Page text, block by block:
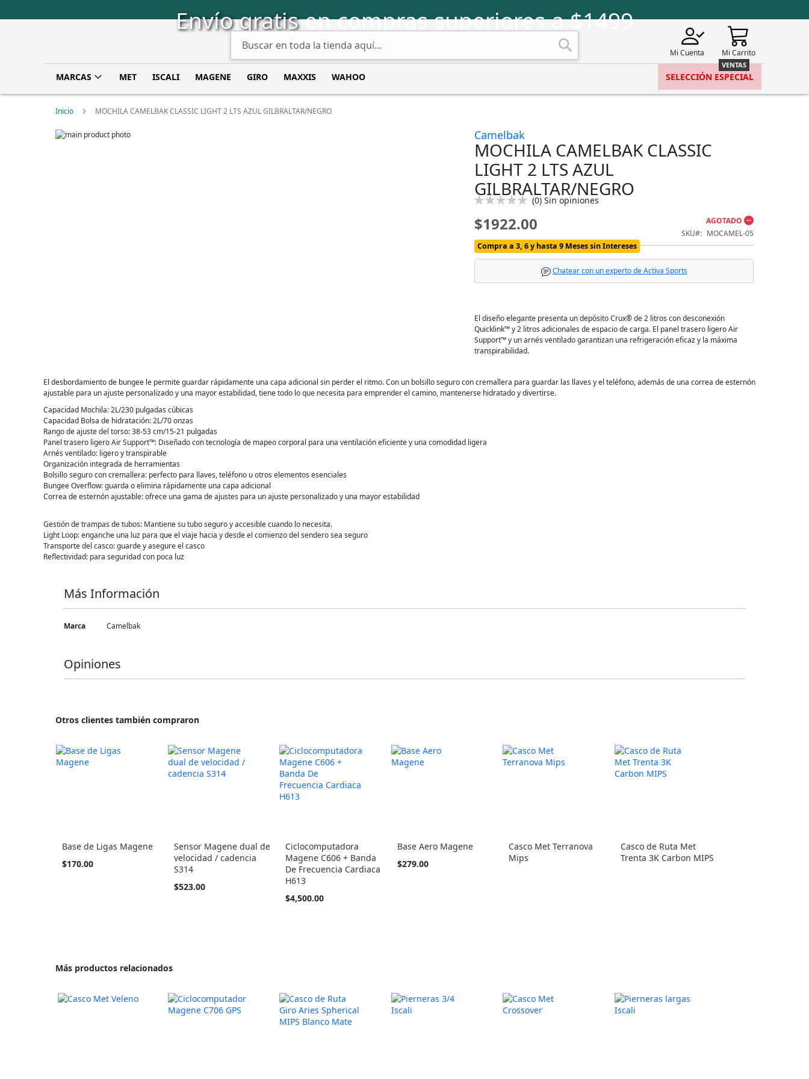
a
Envío gratisen compras superiores a $1499
Buscar
Mi Cuenta Mi Carrito
MARCAS MET ISCALI MAGENE GIRO MAXXIS WAHOO SELECCIÓN ESPECIAL
Inicio MOCHILA CAMELBAK CLASSIC LIGHT 2 LTS AZUL GILBRALTAR/NEGRO
Skip
Camelbak
MOCHILA CAMELBAK CLASSIC
LIGHT 2 LTS AZUL
GILBRALTAR/NEGRO
Calificación:
(0) Sin opiniones
$1922.00
AGOTADO
SKU
MOCAMEL-05
Compra a 3, 6 y hasta 9 Meses sin Intereses
Chatear con un experto de Activa Sports
El diseño elegante presenta un depósito Crux® de 2 litros con desconexión
Quicklink™ y 2 litros adicionales de espacio de carga. El panel trasero ligero Air
Support™ y un arnés ventilado garantizan una refrigeración eficaz y la máxima
transpirabilidad.
El desbordamiento de bungee le permite guardar rápidamente una capa adicional sin perder el ritmo. Con un bolsillo seguro con cremallera para guardar las llaves y el teléfono, además de una correa de esternón
ajustable para un ajuste personalizado y una mayor estabilidad, tiene todo lo que necesita para emprender el camino, mantenerse hidratado y divertirse.
Capacidad Mochila: 2L/230 pulgadas cúbicas
Capacidad Bolsa de hidratación: 2L/70 onzas
Rango de ajuste del torso: 38-53 cm/15-21 pulgadas
Panel trasero ligero Air Support™: Diseñado con tecnología de mapeo corporal para una ventilación eficiente y una comodidad ligera
Arnés ventilado: ligero y transpirable
Organización integrada de herramientas
Bolsillo seguro con cremallera: perfecto para llaves, teléfono u otros elementos esenciales
Bungee Overflow: guarda o elimina rápidamente una capa adicional
Correa de esternón ajustable: ofrece una gama de ajustes para un ajuste personalizado y una mayor estabilidad
Gestión de trampas de tubos: Mantiene su tubo seguro y accesible cuando lo necesita.
Light Loop: enganche una luz para que el viaje hacia y desde el comienzo del sendero sea seguro
Transporte del casco: guarde y asegure el casco
Reflectividad: para seguridad con poca luz
Más Información
Más
Marca Camelbak
Opiniones
Otros clientes también compraron
Base de Ligas Magene
$170.00
Sensor Magene dual de
velocidad / cadencia
S314
$523.00
Ciclocomputadora
Magene C606 + Banda
De Frecuencia Cardiaca
H613
$4,500.00
Base Aero Magene
$279.00
Casco Met Terranova
Mips
Casco de Ruta Met
Trenta 3K Carbon MIPS
Más productos relacionados